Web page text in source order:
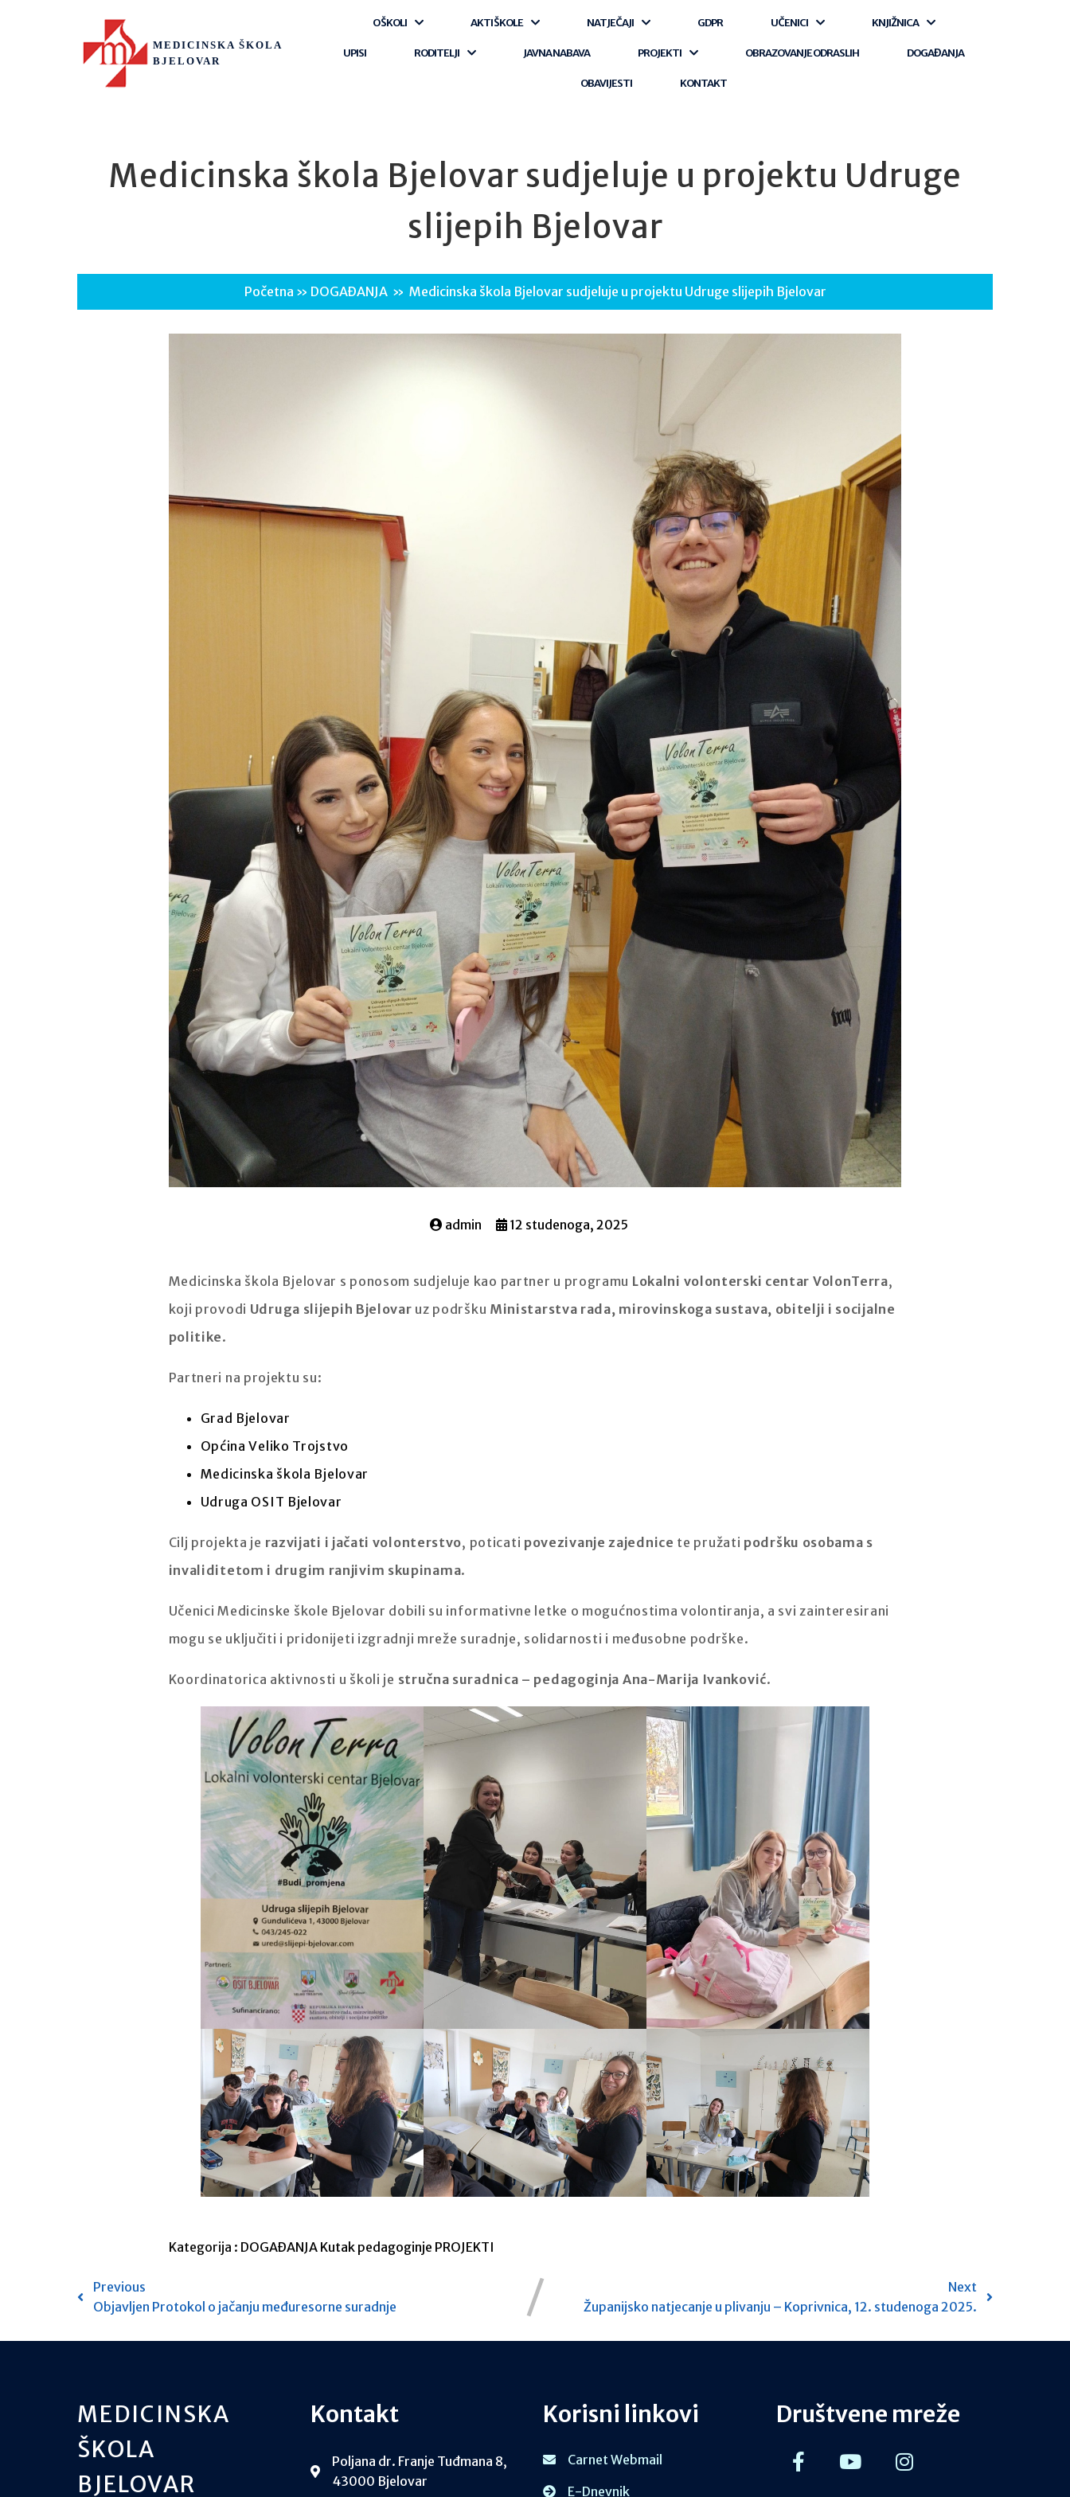
MEDICINSKA ŠKOLA
BJELOVAR
O ŠKOLI AKTI ŠKOLE NATJEČAJI GDPR UČENICI KNJIŽNICA
UPISI RODITELJI JAVNA NABAVA PROJEKTI OBRAZOVANJE ODRASLIH DOGAĐANJA
OBAVIJESTI KONTAKT
Medicinska škola Bjelovar sudjeluje u projektu Udruge
slijepih Bjelovar
Početna » DOGAĐANJA » Medicinska škola Bjelovar sudjeluje u projektu Udruge slijepih Bjelovar
admin 12 studenoga, 2025
Medicinska škola Bjelovar s ponosom sudjeluje kao partner u programu Lokalni volonterski centar VolonTerra,
koji provodi Udruga slijepih Bjelovar uz podršku Ministarstva rada, mirovinskoga sustava, obitelji i socijalne
politike.
Partneri na projektu su:
Grad Bjelovar
Općina Veliko Trojstvo
Medicinska škola Bjelovar
Udruga OSIT Bjelovar
Cilj projekta je razvijati i jačati volonterstvo, poticati povezivanje zajednice te pružati podršku osobama s
invaliditetom i drugim ranjivim skupinama.
Učenici Medicinske škole Bjelovar dobili su informativne letke o mogućnostima volontiranja, a svi zainteresirani
mogu se uključiti i pridonijeti izgradnji mreže suradnje, solidarnosti i međusobne podrške.
Koordinatorica aktivnosti u školi je stručna suradnica – pedagoginja Ana-Marija Ivanković.
Kategorija : DOGAĐANJA Kutak pedagoginje PROJEKTI
Previous
Objavljen Protokol o jačanju međuresorne suradnje
Next
Županijsko natjecanje u plivanju – Koprivnica, 12. studenoga 2025.
MEDICINSKA
ŠKOLA
BJELOVAR
Kontakt
Poljana dr. Franje Tuđmana 8,
43000 Bjelovar
Korisni linkovi
Carnet Webmail
E-Dnevnik
Društvene mreže